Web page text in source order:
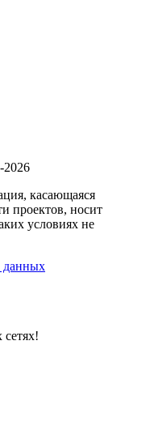
касающаяся
проектов, носит
условиях не
данных